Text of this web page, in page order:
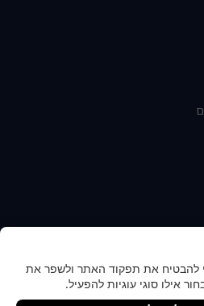
להבטיח את תפקוד האתר ולשפר את
אילו סוגי עוגיות להפעיל.